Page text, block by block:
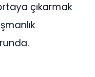
çıkarmak